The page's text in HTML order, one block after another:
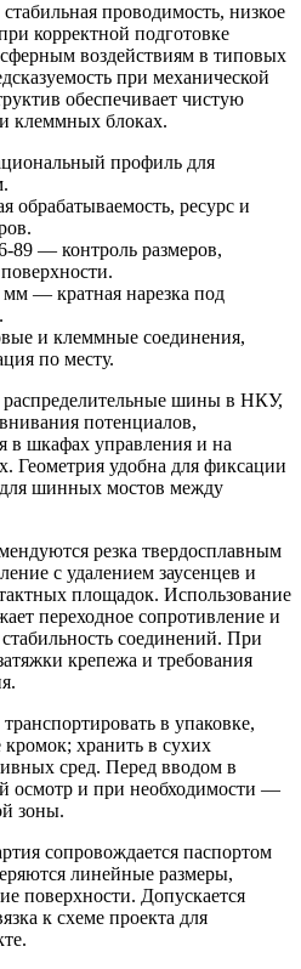
стабильная проводимость, низкое
корректной подготовке
воздействиям в типовых
при механической
обеспечивает чистую
клеммных блоках.
профиль для
ресурс и
89 — контроль размеров,
— кратная нарезка под
и клеммные соединения,
по месту.
распределительные шины в НКУ,
потенциалов,
в шкафах управления и на
Геометрия удобна для фиксации
шинных мостов между
резка твердосплавным
с удалением заусенцев и
площадок. Использование
переходное сопротивление и
соединений. При
крепежа и требования
транспортировать в упаковке,
хранить в сухих
сред. Перед вводом в
осмотр и при необходимости —
зоны.
сопровождается паспортом
линейные размеры,
поверхности. Допускается
к схеме проекта для